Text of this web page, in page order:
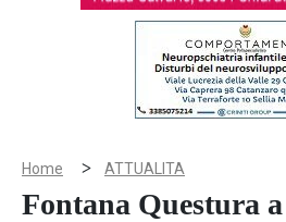
Home > ATTUALITA
Fontana Questura